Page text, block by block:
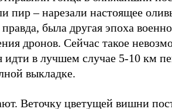
пир – нарезали настоящее
была другая эпоха
дронов. Сейчас такое
идти в лучшем случае 5-10 км
выкладке.
Веточку цветущей вишни